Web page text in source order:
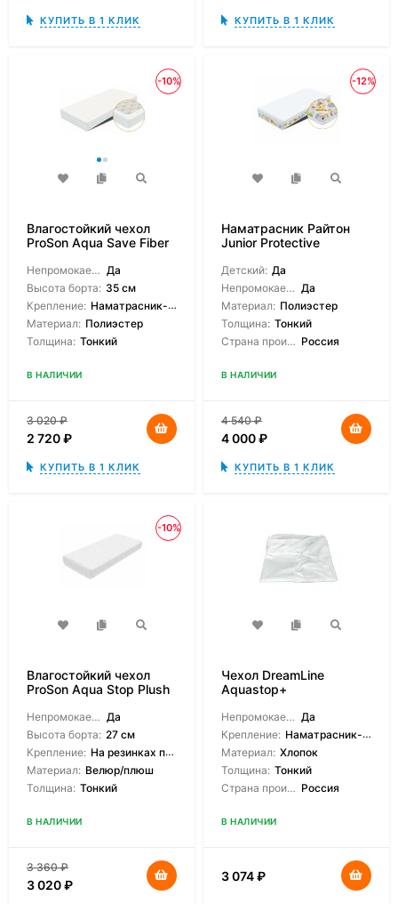
КУПИТЬ В 1 КЛИК КУПИТЬ В 1 КЛИК
-10%
Влагостойкий чехол
ProSon Aqua Save Fiber
Непромокаемый: Да
Высота борта: 35 см
Крепление: Наматрасник-чехол
Материал: Полиэстер
Толщина: Тонкий
В НАЛИЧИИ
3 020₽
2 720₽
КУПИТЬ В 1 КЛИК
-12%
Наматрасник Райтон
Junior Protective
Детский: Да
Непромокаемый: Да
Материал: Полиэстер
Толщина: Тонкий
Страна производитель: Россия
В НАЛИЧИИ
4 540₽
4 000₽
КУПИТЬ В 1 КЛИК
-10%
Влагостойкий чехол
ProSon Aqua Stop Plush
Непромокаемый: Да
Высота борта: 27 см
Крепление: На резинках по углам
Материал: Велюр/плюш
Толщина: Тонкий
В НАЛИЧИИ
3 360₽
3 020₽
Чехол DreamLine
Aquastop+
боковинами
Непромокаемый: Да
Крепление: Наматрасник-чехол
Материал: Хлопок
Толщина: Тонкий
Страна производитель: Россия
В НАЛИЧИИ
3 074₽